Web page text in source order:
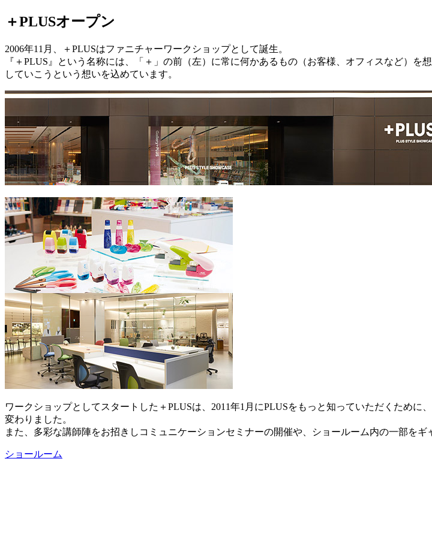
＋PLUSオープン
2006年11月、＋PLUSはファニチャーワークショップとして誕生。
『＋PLUS』という名称には、「＋」の前（左）に常に何かあるもの（お客様、オフィスなど）
していこうという想いを込めています。
ワークショップとしてスタートした＋PLUSは、2011年1月にPLUSをもっと知っていただくため
変わりました。
また、多彩な講師陣をお招きしコミュニケーションセミナーの開催や、ショールーム内の一部を
ショールーム